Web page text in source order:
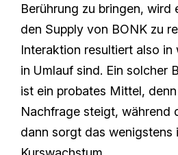
Berührung zu bringen, wird
den Supply von BONK zu
Interaktion resultiert also in
in Umlauf sind. Ein solcher
ist ein probates Mittel,
Nachfrage steigt, während
dann sorgt das wenigstens